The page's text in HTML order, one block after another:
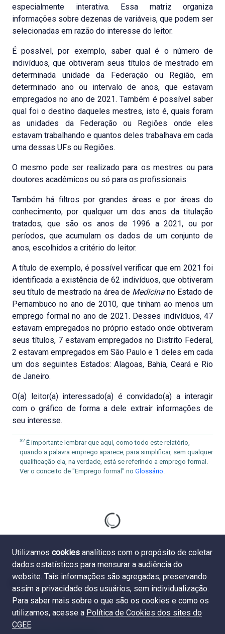
especialmente interativa. Essa matriz organiza
informações sobre dezenas de variáveis, que podem ser
selecionadas em razão do interesse do leitor.
É possível, por exemplo, saber qual é o número de
indivíduos, que obtiveram seus títulos de mestrado em
determinada unidade da Federação ou Região, em
determinado ano ou intervalo de anos, que estavam
empregados no ano de 2021. Também é possível saber
qual foi o destino daqueles mestres, isto é, quais foram
as unidades da Federação ou Regiões onde eles
estavam trabalhando e quantos deles trabalhava em cada
uma dessas UFs ou Regiões.
O mesmo pode ser realizado para os mestres ou para
doutores acadêmicos ou só para os profissionais.
Também há filtros por grandes áreas e por áreas do
conhecimento, por qualquer um dos anos da titulação
tratados, que são os anos de 1996 a 2021, ou por
períodos, que acumulam os dados de um conjunto de
anos, escolhidos a critério do leitor.
A título de exemplo, é possível verificar que em 2021 foi
identificada a existência de 62 indivíduos, que obtiveram
seu título de mestrado na área de Medicinano Estado de
Pernambuco no ano de 2010, que tinham ao menos um
emprego formal no ano de 2021. Desses indivíduos, 47
estavam empregados no próprio estado onde obtiveram
seus títulos, 7 estavam empregados no Distrito Federal,
2 estavam empregados em São Paulo e 1 deles em cada
um dos seguintes Estados: Alagoas, Bahia, Ceará e Rio
de Janeiro.
O(a) leitor(a) interessado(a) é convidado(a) a interagir
com o gráfico de forma a dele extrair informações de
seu interesse.
32É importante lembrar que aqui, como todo este relatório,
quando a palavra emprego aparece, para simplificar, sem qualquer
qualificação ela, na verdade, está se referindo a emprego formal.
Ver o conceito de "Emprego formal" no Glossário.
Utilizamos cookies analíticos com o propósito de coletar
dados estatísticos para mensurar a audiência do
website. Tais informações são agregadas, preservando
assim a privacidade dos usuários, sem individualização.
Para saber mais sobre o que são os cookies e como os
utilizamos, acesse a Política de Cookies dos sites do
CGEE.